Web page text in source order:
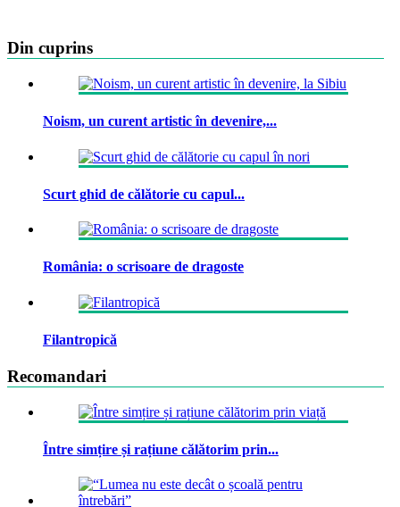
Din cuprins
Noism, un curent artistic în devenire,...
Scurt ghid de călătorie cu capul...
România: o scrisoare de dragoste
Filantropică
Recomandari
Între simțire și rațiune călătorim prin...